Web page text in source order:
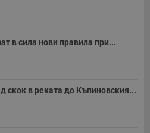
в сила нови правила при...
скок в реката до Къпиновския...